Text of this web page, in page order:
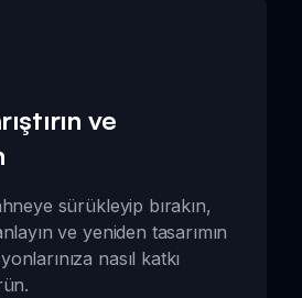
ve
sürükleyip bırakın,
ve yeniden tasarımın
nasıl katkı